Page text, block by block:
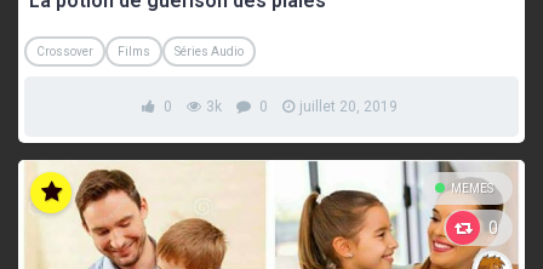
Crossover Films Séries Audio
0 3k 0 juillet 20, 2019
MEMES
0